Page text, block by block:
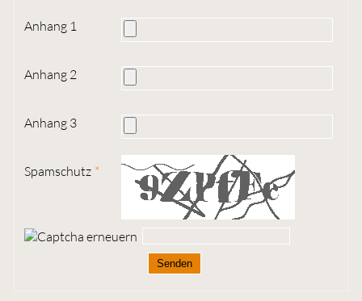
Anhang 1
Anhang 2
Anhang 3
Spamschutz